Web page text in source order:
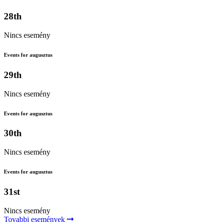
28th
Nincs esemény
Events for augusztus
29th
Nincs esemény
Events for augusztus
30th
Nincs esemény
Events for augusztus
31st
Nincs esemény
Tovabbi események